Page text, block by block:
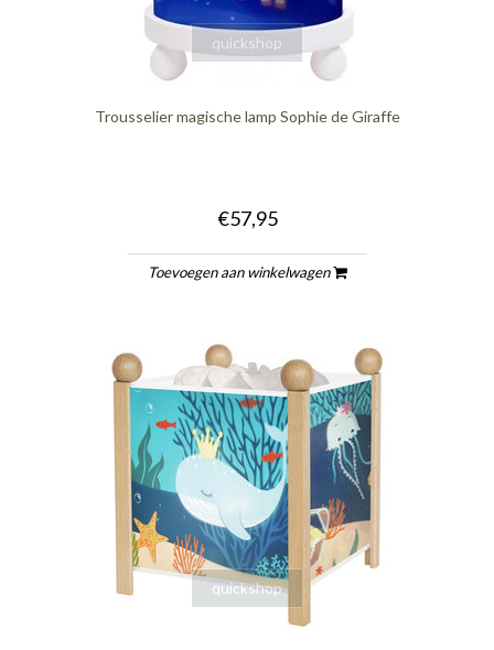
quickshop
Trousselier magische lamp Sophie de Giraffe
€57,95
Toevoegen aan winkelwagen
quickshop